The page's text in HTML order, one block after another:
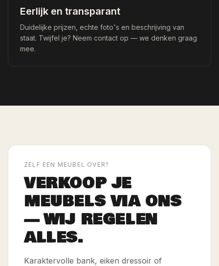
Eerlijk en transparant
Duidelijke prijzen, echte foto's en beschrijving van
staat. Twijfel je? Neem contact op — we denken graag
mee.
ZELF EEN MEUBEL OVER?
VERKOOP JE
MEUBELS VIA ONS
— WIJ REGELEN
ALLES.
Karaktervolle bank, eiken dressoir of